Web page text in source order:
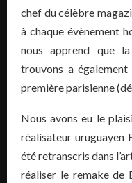
chef du célèbre
à chaque évènement
nous apprend que
trouvons a
première parisienne
Nous avons eu le
réalisateur uruguayen
été retranscris dans
réaliser le remake de